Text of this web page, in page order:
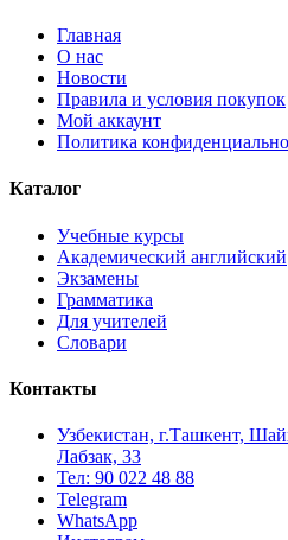
Главная
О нас
Новости
Правила и условия покупок
Мой аккаунт
Политика
Каталог
Учебные курсы
Академический английский
Экзамены
Грамматика
Для учителей
Словари
Контакты
Узбекистан, г.Ташкент,
Лабзак, 33
Тел: 90 022 48 88
Telegram
WhatsApp